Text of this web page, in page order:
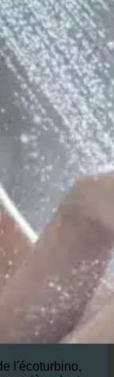
l'écoturbino,